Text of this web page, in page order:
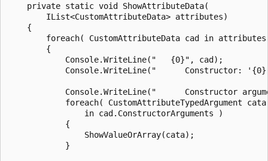
    private static void ShowAttributeData(
        IList<CustomAttributeData> attributes)
    {
foreach( CustomAttributeData cad in attributes
        {
            Console.WriteLine("   {0}", cad);
Console.WriteLine("      Constructor:
Console.WriteLine("      Constructor
            foreach( CustomAttributeTypedArgument cata
                in cad.ConstructorArguments )
            {
                ShowValueOrArray(cata);
            }